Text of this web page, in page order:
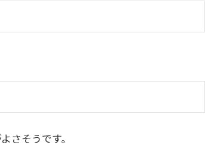
さそうです。